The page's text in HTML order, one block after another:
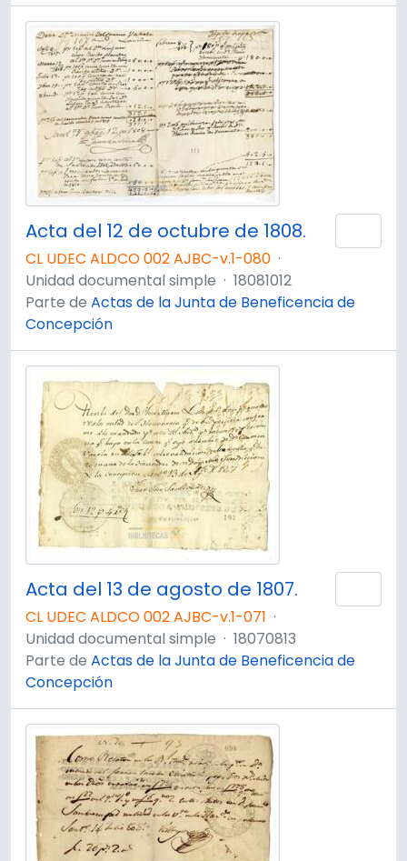
Acta del 12 de octubre de 1808.
CL UDEC ALDCO 002 AJBC-v.1-080 ·
Unidad documental simple · 18081012
Parte de Actas de la Junta de Beneficencia de
Concepción
Acta del 13 de agosto de 1807.
CL UDEC ALDCO 002 AJBC-v.1-071 ·
Unidad documental simple · 18070813
Parte de Actas de la Junta de Beneficencia de
Concepción